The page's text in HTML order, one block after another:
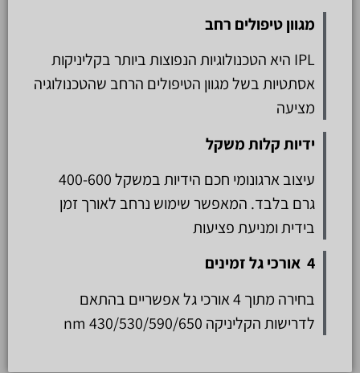
מגוון טיפולים רחב
IPL היא הטכנולוגיות הנפוצות ביותר בקליניקות
אסתטיות בשל מגוון הטיפולים הרחב שהטכנולוגיה
מציעה
ידיות קלות משקל
עיצוב ארגונומי חכם הידיות במשקל 400-600
גרם בלבד. המאפשר שימוש נרחב לאורך זמן
בידית ומניעת פציעות
4 אורכי גל זמינים
בחירה מתוך 4 אורכי גל אפשריים בהתאם
לדרישות הקליניקה nm 430/530/590/650